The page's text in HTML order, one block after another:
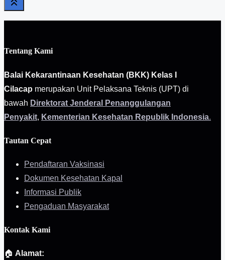
Tentang Kami
Balai Kekarantinaan Kesehatan (BKK) Kelas I
Cilacap merupakan Unit Pelaksana Teknis (UPT) di
bawah Direktorat Jenderal Penanggulangan
Penyakit, Kementerian Kesehatan Republik Indonesia.
Tautan Cepat
Pendaftaran Vaksinasi
Dokumen Kesehatan Kapal
Informasi Publik
Pengaduan Masyarakat
Kontak Kami
🏠 Alamat: